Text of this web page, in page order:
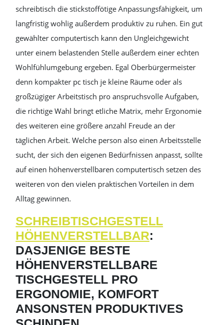
schreibtisch die stickstoffötige Anpassungsfähigkeit, um
langfristig wohlig außerdem produktiv zu ruhen. Ein gut
gewählter computertisch kann den Ungleichgewicht
unter einem belastenden Stelle außerdem einer echten
Wohlfühlumgebung ergeben. Egal Oberbürgermeister
denn kompakter pc tisch je kleine Räume oder als
großzügiger Arbeitstisch pro anspruchsvolle Aufgaben,
die richtige Wahl bringt etliche Matrix, mehr Ergonomie
des weiteren eine größere anzahl Freude an der
täglichen Arbeit. Welche person also einen Arbeitsstelle
sucht, der sich den eigenen Bedürfnissen anpasst, sollte
auf einen höhenverstellbaren computertisch setzen des
weiteren von den vielen praktischen Vorteilen in dem
Alltag gewinnen.
SCHREIBTISCHGESTELL
HÖHENVERSTELLBAR:
DASJENIGE BESTE
HÖHENVERSTELLBARE
TISCHGESTELL PRO
ERGONOMIE, KOMFORT
ANSONSTEN PRODUKTIVES